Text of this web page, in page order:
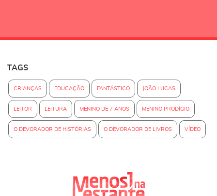
TAGS
CRIANÇAS EDUCAÇÃO FANTÁSTICO JOÃO LUCAS
LEITOR LEITURA MENINO DE 7 ANOS MENINO PRODÍGIO
O DEVORADOR DE HISTÓRIAS O DEVORADOR DE LIVROS VÍDEO